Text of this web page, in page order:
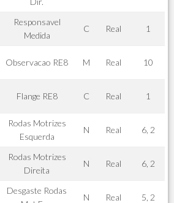
Responsavel
Medida
C Real 1
Observacao RE8 M Real 10
Flange RE8 C Real 1
Rodas Motrizes
Esquerda
N Real 6, 2
Rodas Motrizes
Direita
N Real 6, 2
Desgaste Rodas
N Real 5, 2